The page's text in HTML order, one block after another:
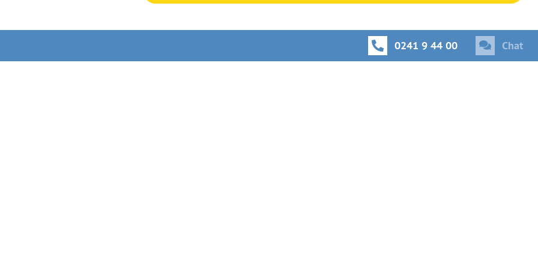
0241 9 44 00 Chat